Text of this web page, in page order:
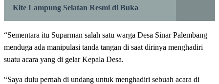
Kite Lampung Selatan Resmi di Buka
“Sementara itu Suparman salah satu warga Desa Sinar Palembang
menduga ada manipulasi tanda tangan di saat dirinya menghadiri
suatu acara yang di gelar Kepala Desa.
“Saya dulu pernah di undang untuk menghadiri sebuah acara di